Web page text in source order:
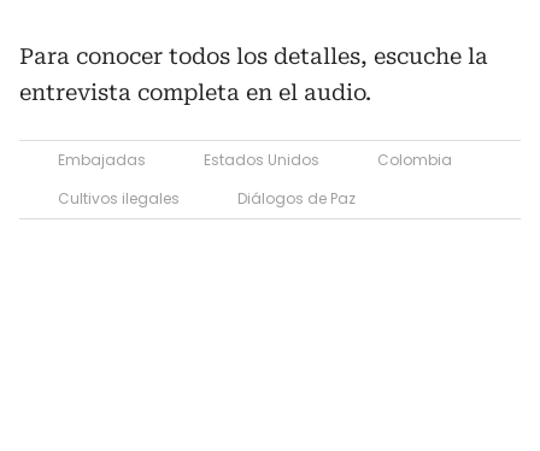
Para conocer todos los detalles, escuche la
entrevista completa en el audio.
Embajadas Estados Unidos
Colombia
Cultivos ilegales
Diálogos de Paz